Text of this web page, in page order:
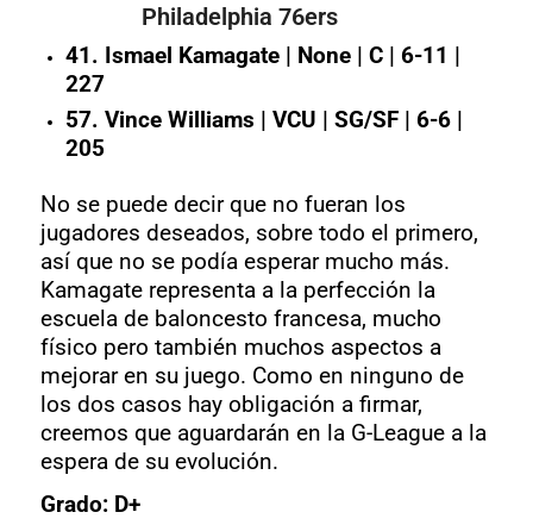
Philadelphia 76ers
41. Ismael Kamagate | None | C | 6-11 |
227
57. Vince Williams | VCU | SG/SF | 6-6 |
205
No se puede decir que no fueran los
jugadores deseados, sobre todo el primero,
así que no se podía esperar mucho más.
Kamagate representa a la perfección la
escuela de baloncesto francesa, mucho
físico pero también muchos aspectos a
mejorar en su juego. Como en ninguno de
los dos casos hay obligación a firmar,
creemos que aguardarán en la G-League a la
espera de su evolución.
Grado: D+